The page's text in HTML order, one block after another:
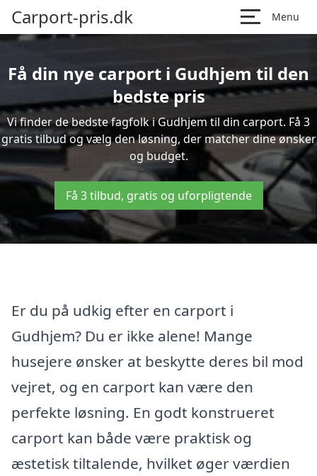
Carport-pris.dk Menu
Få din nye carport i Gudhjem til den
bedste pris
Vi finder de bedste fagfolk i Gudhjem til din carport. Få 3
gratis tilbud og vælg den løsning, der matcher dine ønsker
og budget.
Få 3 tilbud, gratis og uforpligtende
Er du på udkig efter en carport i
Gudhjem? Du er ikke alene! Mange
husejere ønsker at beskytte deres bil mod
vejret, og en carport kan være den
perfekte løsning. En godt konstrueret
carport kan både være praktisk og
æstetisk tiltalende, hvilket øger værdien